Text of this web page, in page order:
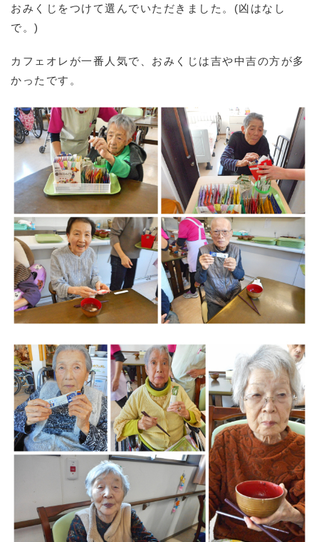
おみくじをつけて選んでいただきました。(凶はなし
で。)
カフェオレが一番人気で、おみくじは吉や中吉の方が多
かったです。